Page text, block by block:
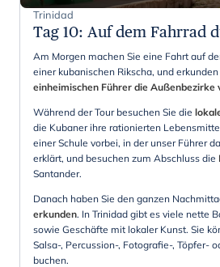
Trinidad
Tag 10: Auf dem Fahrrad
Am Morgen machen Sie eine Fahrt auf
einer kubanischen Rikscha, und erkunden
einheimischen Führer die Außenbezirke
Während der Tour besuchen Sie die
die Kubaner ihre rationierten
einer Schule vorbei, in der unser Führer
erklärt, und besuchen zum Abschluss die
Santander.
Danach haben Sie den ganzen
erkunden. In Trinidad gibt es viele nette
sowie Geschäfte mit lokaler Kunst. Sie
Salsa-, Percussion-, Fotografie-, Töpfer-
buchen.